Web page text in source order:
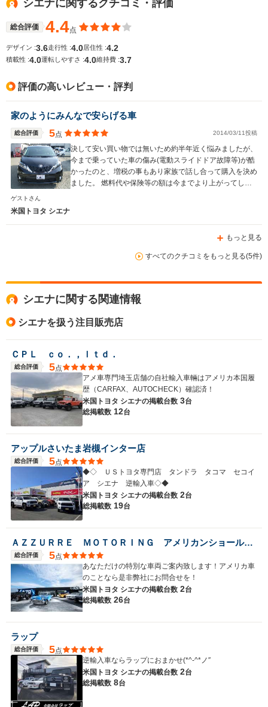
サイズ
WLTCモード
燃費
-m
-m
-m
- -
FF、4WD
-
2500～
FF
シエナに関するクチコミ・評価
総合評価 4.4点
デザイン :3.6走行性 :4.0居住性 :4.2
積載性 :4.0運転しやすさ :4.0維持費 :3.7
評価の高いレビュー・評判
家のようにみんなで安らげる車
総合評価 5点 2014/03/11投稿
決して安い買い物では無いため約半年近く悩みましたが、
今まで乗っていた車の傷み(電動スライドドア故障等)が酷
かったのと、増税の事もあり家族で話し合って購入を決め
ました。 燃料代や保険等の額は今までより上がってしま
ゲストさん
米国トヨタ シエナ
もっと見る
すべてのクチコミをもっと見る(5件)
シエナに関する関連情報
シエナを扱う注目販売店
ＣＰＬ ｃｏ．，ｌｔｄ．
総合評価 5点
アメ車専門埼玉店舗の自社輸入車輛はアメリカ本国履
歴（CARFAX、AUTOCHECK）確認済！
米国トヨタ シエナの掲載台数 3台
総掲載数 12台
アップルさいたま岩槻インター店
総合評価 5点
◆◇ ＵＳトヨタ専門店 タンドラ タコマ セコイ
ア シエナ 逆輸入車◇◆
米国トヨタ シエナの掲載台数 2台
総掲載数 19台
ＡＺＺＵＲＲＥ ＭＯＴＯＲＩＮＧ アメリカンショールーム
総合評価 5点
あなただけの特別な車両ご案内致します！アメリカ車
のことなら是非弊社にお問合せを！
米国トヨタ シエナの掲載台数 2台
総掲載数 26台
ラップ
総合評価 5点
逆輸入車ならラップにおまかせ(*^-^*ノ″
米国トヨタ シエナの掲載台数 2台
総掲載数 8台